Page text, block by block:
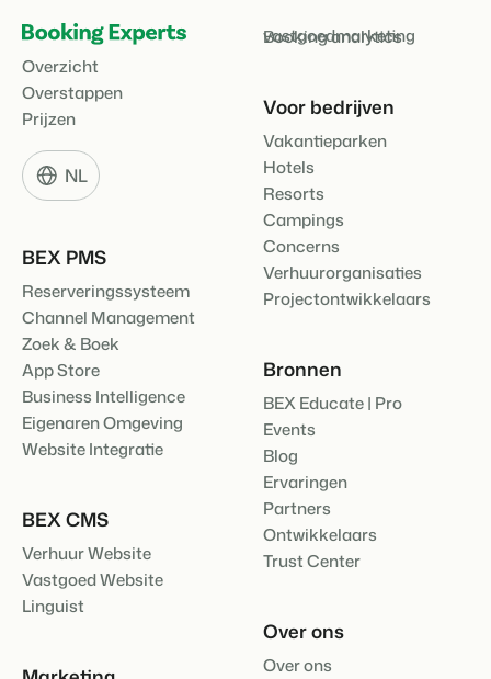
Overzicht
Overstappen
Prijzen
NL
BEX PMS
Reserveringssysteem
Channel Management
Zoek & Boek
App Store
Business Intelligence
Eigenaren Omgeving
Website Integratie
BEX CMS
Verhuur Website
Vastgoed Website
Linguist
vastgoedmarketing
Booking analytics
Voor bedrijven
Vakantieparken
Hotels
Resorts
Campings
Concerns
Verhuurorganisaties
Projectontwikkelaars
Bronnen
BEX Educate | Pro
Events
Blog
Ervaringen
Partners
Ontwikkelaars
Trust Center
Over ons
Over ons